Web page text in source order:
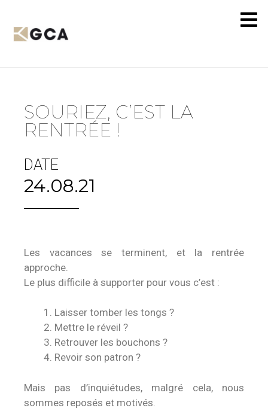
SOURIEZ, C’EST LA
RENTRÉE !
DATE
24.08.21
Les vacances se terminent, et la rentrée
approche.
Le plus difficile à supporter pour vous c’est :
Laisser tomber les tongs ?
Mettre le réveil ?
Retrouver les bouchons ?
Revoir son patron ?
Mais pas d’inquiétudes, malgré cela, nous
sommes reposés et motivés.